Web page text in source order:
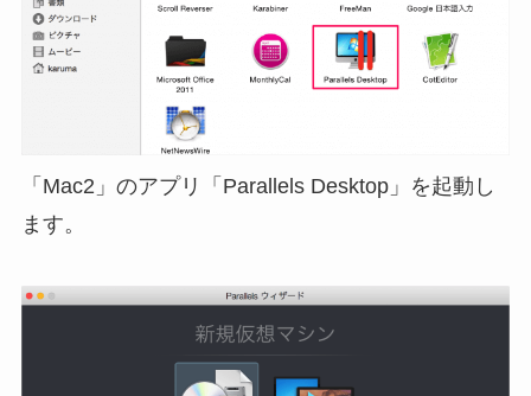
「Mac2」のアプリ「Parallels Desktop」を起動し
ます。